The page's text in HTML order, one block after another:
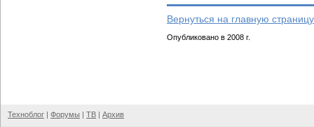
Вернуться на главную
Опубликовано в 2008 г.
Техноблог | Форумы | ТВ | Архив